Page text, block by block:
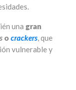
una gran
o crackers, que
vulnerable y